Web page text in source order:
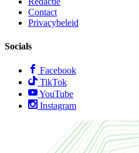
Contact
Privacybeleid
Socials
Facebook
TikTok
YouTube
Instagram